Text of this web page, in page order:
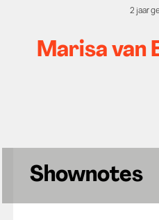
2 jaar
Marisa van
Shownotes